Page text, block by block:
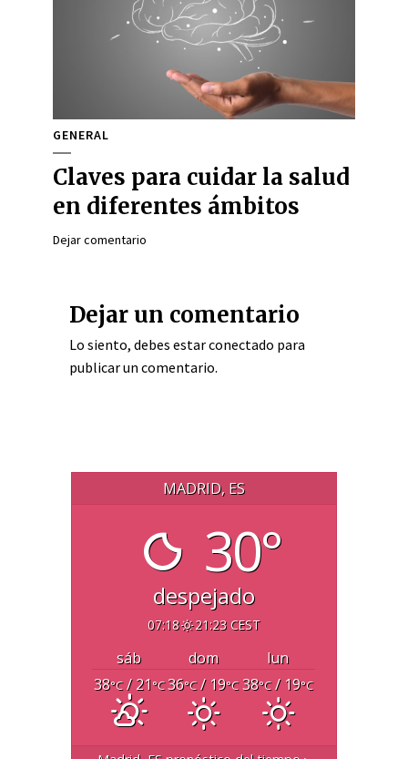
GENERAL
Claves para cuidar la salud
en diferentes ámbitos
Dejar comentario
Dejar un comentario
Lo siento, debes estarconectado para
publicar un comentario.
MADRID, ES
30°
despejado
07:18 21:23 CEST
sáb dom
lun
38°C/ 21°C36°C/ 19°C 38°C/ 19°C